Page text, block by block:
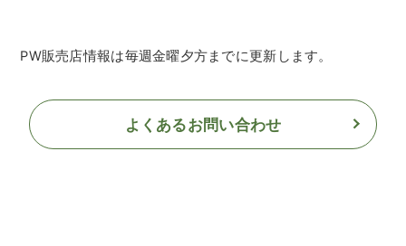
PW販売店情報は毎週金曜夕方までに更新します。
よくあるお問い合わせ